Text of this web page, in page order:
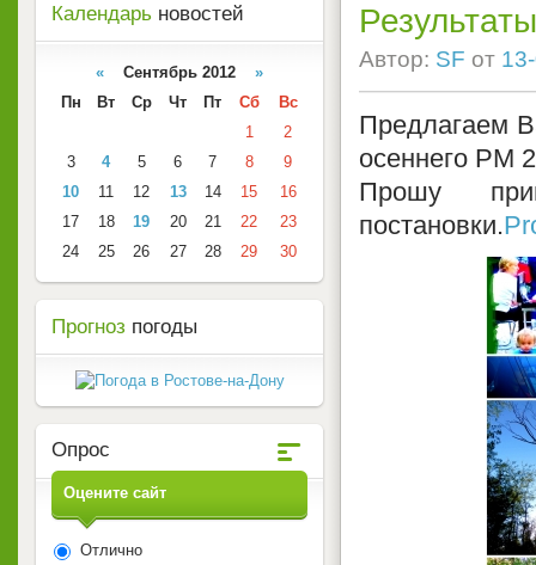
Автор: SF от
Предлагаем
осеннего РМ
Прошу
постановки.
Календарь новостей
« Сентябрь 2012 »
Пн
Вт Ср Чт Пт Сб
Вс
1
2
3
4 5 6 7 8
9
10
11 12 13 14 15
16
17
18 19 20 21 22
23
24
25 26 27 28 29 30
Прогноз погоды
Опрос
Оцените сайт
Отлично